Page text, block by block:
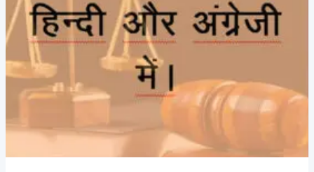
in
Hindi-
English)